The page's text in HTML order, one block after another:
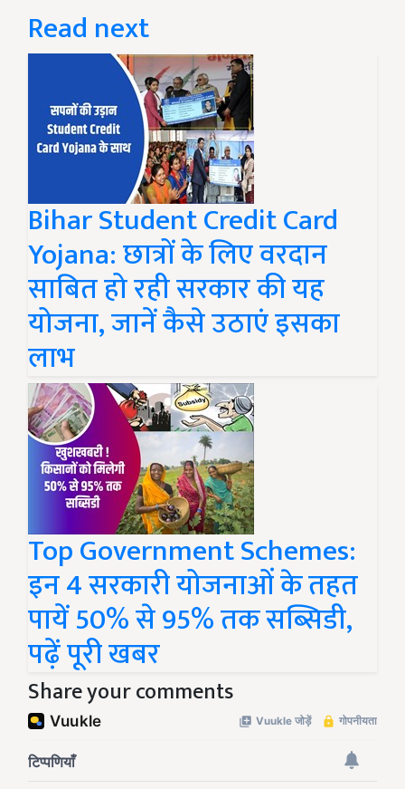
Read next
Bihar Student Credit Card
Yojana: छात्रों के लिए वरदान
साबित हो रही सरकार की यह
योजना, जानें कैसे उठाएं इसका
लाभ
Top Government Schemes:
इन 4 सरकारी योजनाओं के तहत
पायें 50% से 95% तक सब्सिडी,
पढ़ें पूरी खबर
Share your comments